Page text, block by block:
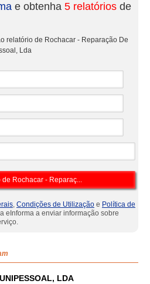
e obtenha 5 relatórios de
relatório de Rochacar - Reparação De
Lda
, Condições de Utilização e Política de
eInforma a enviar informação sobre
LDA